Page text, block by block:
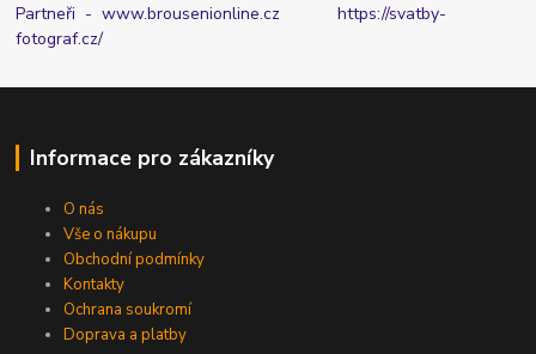
Partneři - www.brousenionline.czhttps://svatby-
fotograf.cz/
Informace pro zákazníky
O nás
Vše o nákupu
Obchodní podmínky
Kontakty
Ochrana soukromí
Doprava a platby